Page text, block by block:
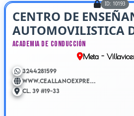
ID: 10193
CENTRO DE
AUTOMOVILISTICA
LLANO
Academia de Conducción
Meta -
3244281599
www.ceallanoexpress.com
Cl. 39 #19-33